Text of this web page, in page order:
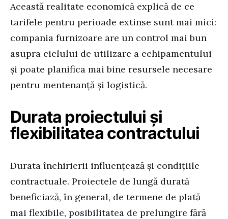
Această realitate economică explică de ce
tarifele pentru perioade extinse sunt mai mici:
compania furnizoare are un control mai bun
asupra ciclului de utilizare a echipamentului
și poate planifica mai bine resursele necesare
pentru mentenanță și logistică.
Durata proiectului și
flexibilitatea contractului
Durata închirierii influențează și condițiile
contractuale. Proiectele de lungă durată
beneficiază, în general, de termene de plată
mai flexibile, posibilitatea de prelungire fără